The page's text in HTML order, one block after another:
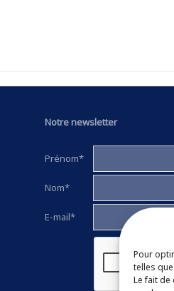
Pour
telles
Le fait
Notre newsletter
Prénom*
Nom*
E-mail*